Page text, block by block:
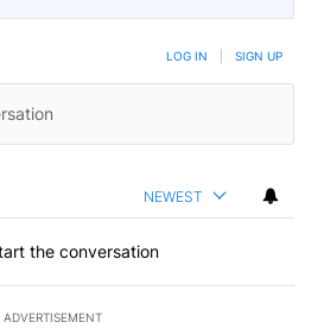
LOG IN SIGN UP
NEWEST
the conversation
ADVERTISEMENT